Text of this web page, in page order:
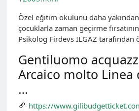
Özel eğitim okulunu daha
çocuklarla zaman geçirme
Psikolog Firdevs ILGAZ tarafından
Gentiluomo
Arcaico molto
…
https://